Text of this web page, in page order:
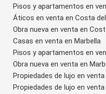
Pisos y apartamentos en
Áticos en venta en Costa
Obra nueva en venta en
Casas en venta en Marbella
Pisos y apartamentos en
Obra nueva en venta en
Propiedades de lujo en
Propiedades de lujo en